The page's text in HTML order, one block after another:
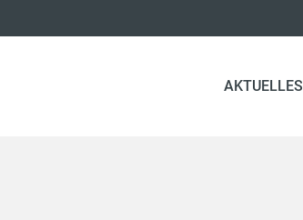
AKTUELLES